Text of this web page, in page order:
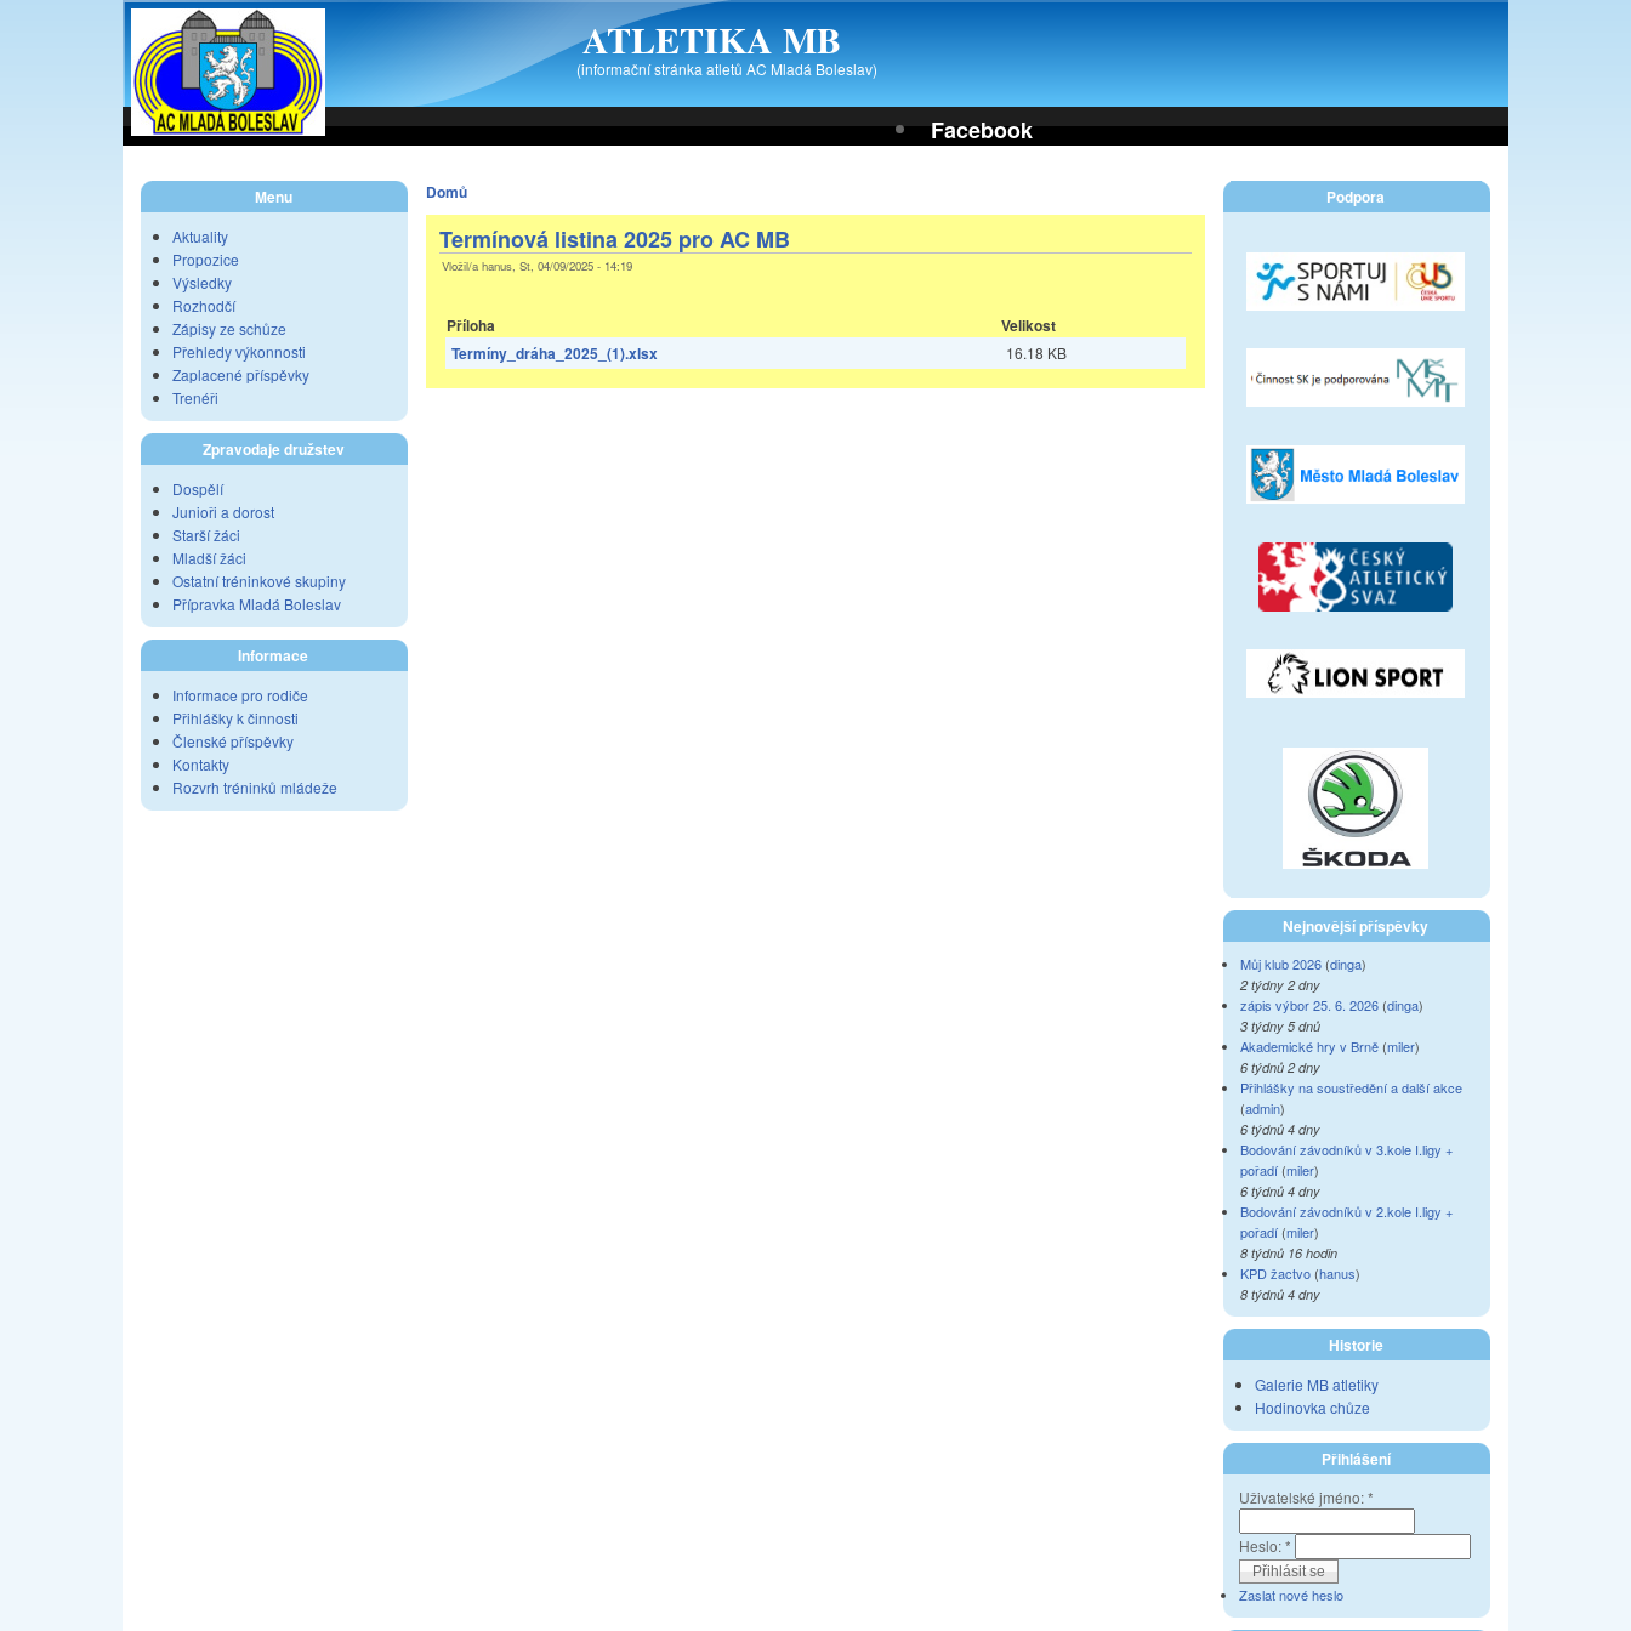
ATLETIKA MB
(informační stránka atletů AC Mladá Boleslav)
Facebook
Menu
Aktuality
Propozice
Výsledky
Rozhodčí
Zápisy ze schůze
Přehledy výkonnosti
Zaplacené příspěvky
Trenéři
Zpravodaje družstev
Dospělí
Junioři a dorost
Starší žáci
Mladší žáci
Ostatní tréninkové skupiny
Přípravka Mladá Boleslav
Informace
Informace pro rodiče
Přihlášky k činnosti
Členské příspěvky
Kontakty
Rozvrh tréninků mládeže
Domů
Termínová listina 2025 pro AC MB
Vložil/a hanus, St, 04/09/2025 - 14:19
Příloha
Velikost
Termíny_dráha_2025_(1).xlsx
16.18 KB
Podpora
Nejnovější příspěvky
Můj klub 2026(dinga)
2 týdny 2 dny
zápis výbor 25. 6. 2026(dinga)
3 týdny 5 dnů
Akademické hry v Brně(miler)
6 týdnů 2 dny
Přihlášky na soustředění a další akce
(admin)
6 týdnů 4 dny
Bodování závodníků v 3.kole I.ligy +
pořadí(miler)
6 týdnů 4 dny
Bodování závodníků v 2.kole I.ligy +
pořadí(miler)
8 týdnů 16 hodin
KPD žactvo(hanus)
8 týdnů 4 dny
Historie
Galerie MB atletiky
Hodinovka chůze
Přihlášení
Uživatelské jméno:*
Heslo:*
Zaslat nové heslo